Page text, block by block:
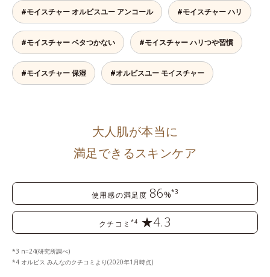
#モイスチャー オルビスユー アンコール #モイスチャー ハリ
#モイスチャー ベタつかない #モイスチャー ハリつや習慣
#モイスチャー 保湿 #オルビスユー モイスチャー
大人肌が本当に
満足できるスキンケア
使用感の満足度 86%*3
クチコミ*4 ★4.3
3 n=24(研究所調べ)
4 オルビス みんなのクチコミより(2020年1月時点)